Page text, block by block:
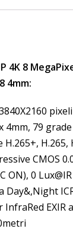
4K 8
4mm:
4mm, 79
H.265,
CMOS
ON), 0 Lux@IR
Day&,Night
InfraRed EXIR